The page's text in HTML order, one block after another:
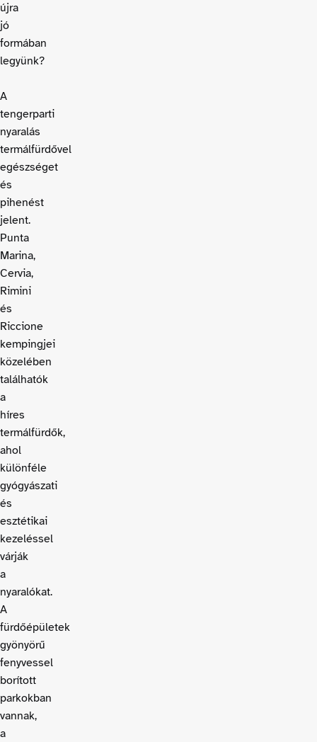
újra
jó
formában
legyünk?
A
tengerparti
nyaralás
termálfürdővel
egészséget
és
pihenést
jelent.
Punta
Marina,
Cervia,
Rimini
és
Riccione
kempingjei
közelében
találhatók
a
híres
termálfürdők,
ahol
különféle
gyógyászati
és
esztétikai
kezeléssel
várják
a
nyaralókat.
A
fürdőépületek
gyönyörű
fenyvessel
borított
parkokban
vannak,
a